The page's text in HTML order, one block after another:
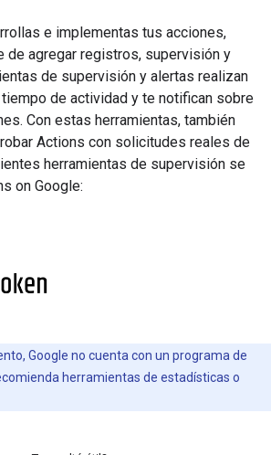
e implementas tus acciones,
de agregar registros, supervisión y
de supervisión y alertas realizan
de actividad y te notifican sobre
Con estas herramientas, también
Actions con solicitudes reales de
herramientas de supervisión se
on Google:
Google no cuenta con un programa de
herramientas de estadísticas o